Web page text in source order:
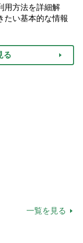
用方法を詳細解
たい基本的な情報
る
一覧を見る